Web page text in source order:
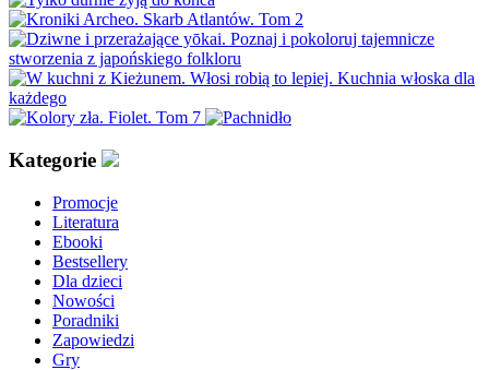
Kategorie
Promocje
Literatura
Ebooki
Bestsellery
Dla dzieci
Nowości
Poradniki
Zapowiedzi
Gry